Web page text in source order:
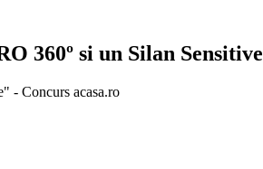
360º si un Silan Sensitive
- Concurs acasa.ro